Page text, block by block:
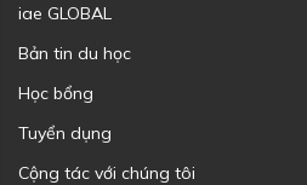
iae GLOBAL
Bản tin du học
Học bổng
Tuyển dụng
Cộng tác với chúng tôi